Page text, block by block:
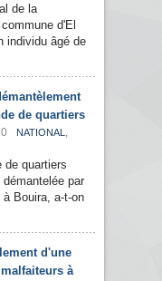
de la
d'El
individu âgé de
de quartiers
NATIONAL ,
de quartiers
par
Bouira, a-t-on
d'une
à